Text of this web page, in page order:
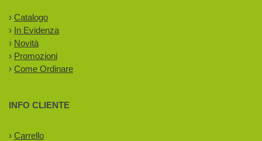
› Catalogo
› In Evidenza
› Novità
› Promozioni
› Come Ordinare
INFO CLIENTE
› Carrello